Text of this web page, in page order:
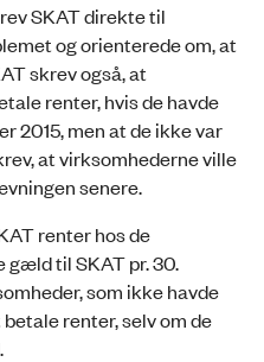
SKAT direkte til
og orienterede om, at
skrev også, at
renter, hvis de havde
2015, men at de ikke var
at virksomhederne ville
senere.
renter hos de
gæld til SKAT pr. 30.
som ikke havde
renter, selv om de